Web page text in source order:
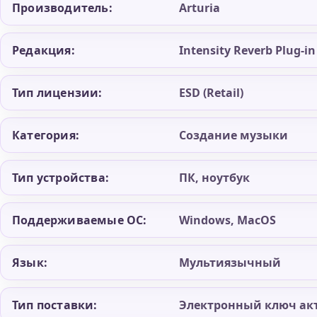
Производитель: Arturia
Редакция: Intensity Reverb Plug-in
Тип лицензии: ESD (Retail)
Категория: Создание музыки
Тип устройства: ПК, ноутбук
Поддерживаемые ОС: Windows, MacOS
Язык: Мультиязычный
Тип поставки: Электронный ключ